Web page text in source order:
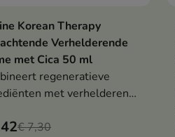
In winkelwagen
Korean Therapy
Verhelderende
met Cica 50 ml
regeneratieve
met verhelderende
€ 7,30